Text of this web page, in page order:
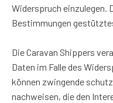
Widerspruch einzulegen.
Bestimmungen
Die Caravan Shippers
Daten im Falle des
können zwingende
nachweisen, die den